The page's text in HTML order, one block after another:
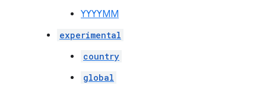
YYYYMM
experimental
country
global